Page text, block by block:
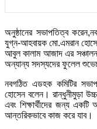
অনুষ্ঠানের সভাপতিত্ব
যুগ্ন-আহবায়ক মো.এমরান
আবুল কালাম আজাদ এর
অন্যান্য সদস্যদের ফুলেল
নবগঠিত এডহক কমিটির
হোসেন বলেন। রান্ধুনীমুড়া
এবং শিক্ষার্থীদের জন্য
আন্তরিকভাবে কাজ করে যাব।